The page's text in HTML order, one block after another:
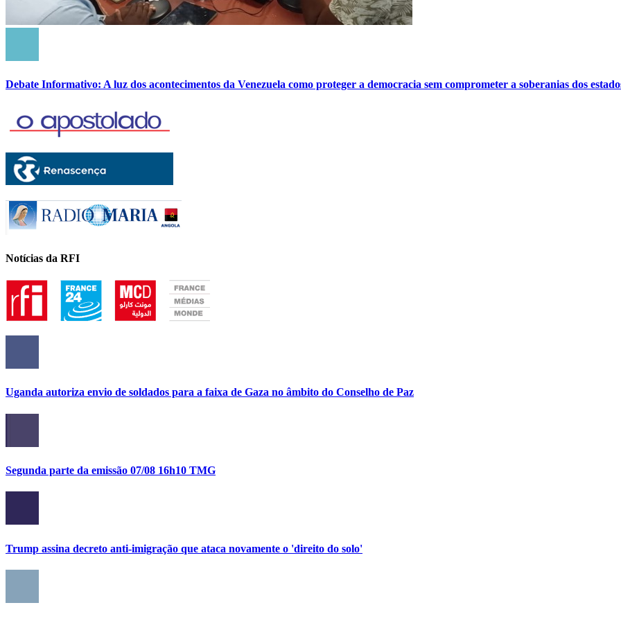
Debate Informativo: A luz dos acontecimentos da Venezuela como proteger a democracia sem comprometer a soberanias dos
Notícias da RFI
Uganda autoriza envio de soldados para a faixa de Gaza no âmbito do Conselho de Paz
Segunda parte da emissão 07/08 16h10 TMG
Trump assina decreto anti-imigração que ataca novamente o 'direito do solo'